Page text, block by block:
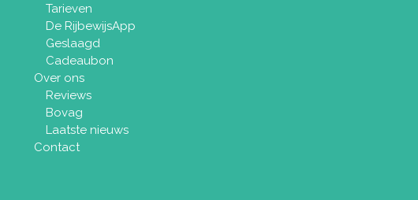
Tarieven
De RijbewijsApp
Geslaagd
Cadeaubon
Over ons
Reviews
Bovag
Laatste nieuws
Contact